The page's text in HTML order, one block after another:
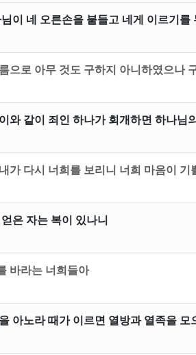
이 네 오른손을 붙들고 네게 이르기
으로 아무 것도 구하지 아니하였으나
와 같이 죄인 하나가 회개하면 하나님
가 다시 너희를 보리니 너희 마음이
은 자는 복이 있나니
바라는 너희들아
아노라 때가 이르면 열방과 열족을